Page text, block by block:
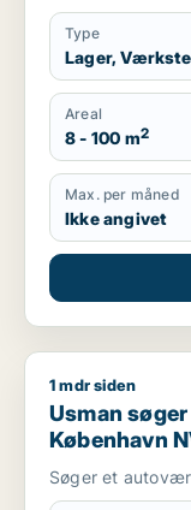
Type
Lager,
Areal
8 - 100 m2
Max. per måned
Ikke angivet
Usman søger
1 mdr siden
Usman
København
Søger et